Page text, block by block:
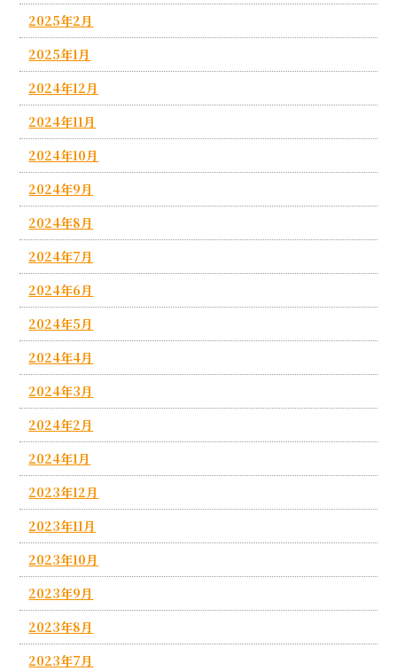
2025年2月
2025年1月
2024年12月
2024年11月
2024年10月
2024年9月
2024年8月
2024年7月
2024年6月
2024年5月
2024年4月
2024年3月
2024年2月
2024年1月
2023年12月
2023年11月
2023年10月
2023年9月
2023年8月
2023年7月